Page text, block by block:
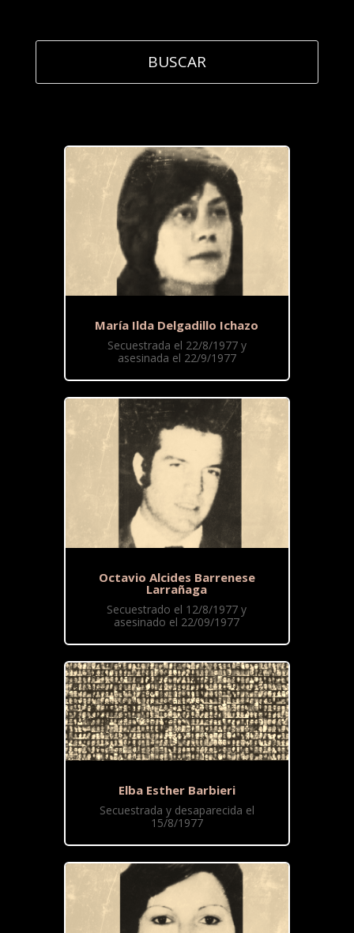
María Ilda Delgadillo Ichazo
Secuestrada el 22/8/1977 y
asesinada el 22/9/1977
Octavio Alcides Barrenese
Larrañaga
Secuestrado el 12/8/1977 y
asesinado el 22/09/1977
Elba Esther Barbieri
Secuestrada y desaparecida el
15/8/1977